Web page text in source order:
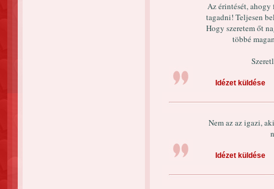
Az érintését, ahogy
tagadni! Teljesen
Hogy szeretem őt
többé
Idézet küldése
Nem az az igazi,
Idézet küldése